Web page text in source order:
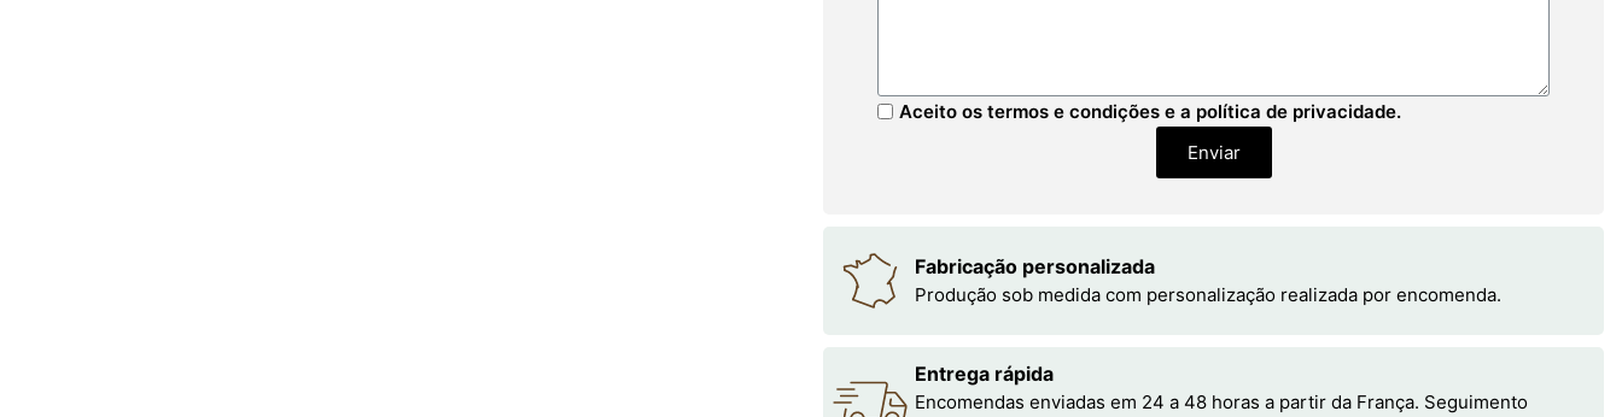
Aceito os termos e condições e a política de privacidade.
Enviar
Fabricação personalizada
Produção sob medida com personalização realizada por encomenda.
Entrega rápida
Encomendas enviadas em 24 a 48 horas a partir da França. Seguimento